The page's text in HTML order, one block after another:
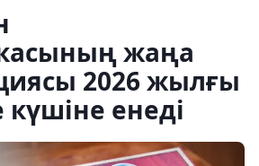
жаңа
2026 жылғы
енеді